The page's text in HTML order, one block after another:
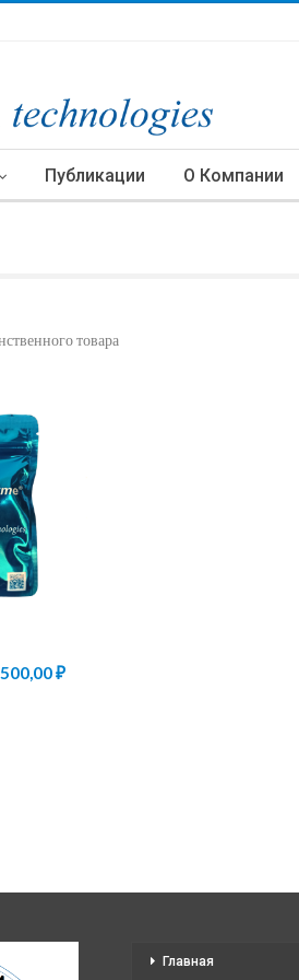
Публикации О Компании
товара
₽Диапазон
Главная